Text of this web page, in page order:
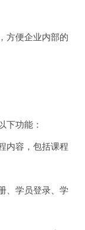
方便企业内部的
下功能：
内容，包括课程
、学员登录、学